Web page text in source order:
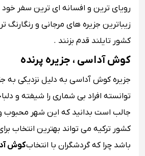
رویای ترین و افسانه ای ترین سفر خود
زیباترین جزیره های مرجانی و
کشور تایلند قدم بزنند .
کوش آداسی ، جزیره پرنده
جزیره کوش آداسی به دلیل نزدیکی به
توانسته افراد بی شماری را شیفته و
جالب است بدانید که این شهر
کشور ترکیه می تواند بهترین انتخاب
باشد چرا که گردشگران با انتخابکوش